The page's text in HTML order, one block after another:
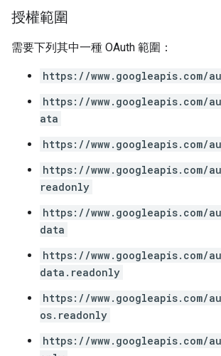
授權範圍
需要下列其中一種 OAuth 範圍：
https://www.googleapis.com/
https://www.googleapis.com/
ata
https://
https://www.googleapis.com/
readonly
https://www.googleapis.com/
data
https://www.googleapis.com/
data.readonly
https://www.googleapis.com/
os.readonly
https://www.googleapis.com/